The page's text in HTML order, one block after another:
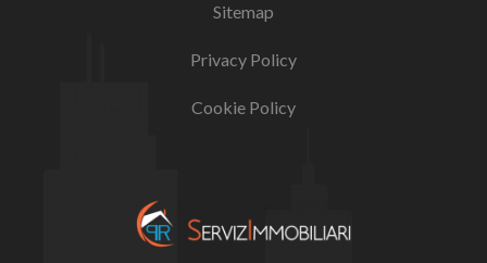
Sitemap
Privacy Policy
Cookie Policy